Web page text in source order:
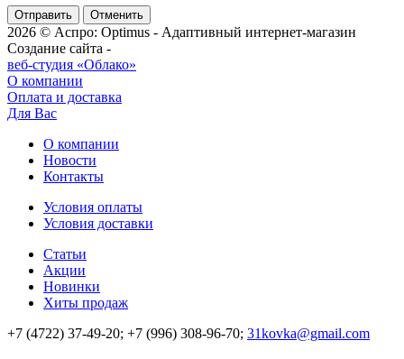
Отменить
2026 © Аспро: Optimus - Адаптивный интернет-магазин
Создание сайта -
веб-студия «Облако»
О компании
Оплата и доставка
Для Вас
О компании
Новости
Контакты
Условия оплаты
Условия доставки
Статьи
Акции
Новинки
Хиты продаж
+7 (4722) 37-49-20; +7 (996) 308-96-70; 31kovka@gmail.com